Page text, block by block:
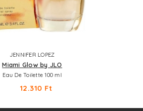
JENNIFER LOPEZ
Miami Glow by JLO
Eau De Toilette 100 ml
12.310 Ft